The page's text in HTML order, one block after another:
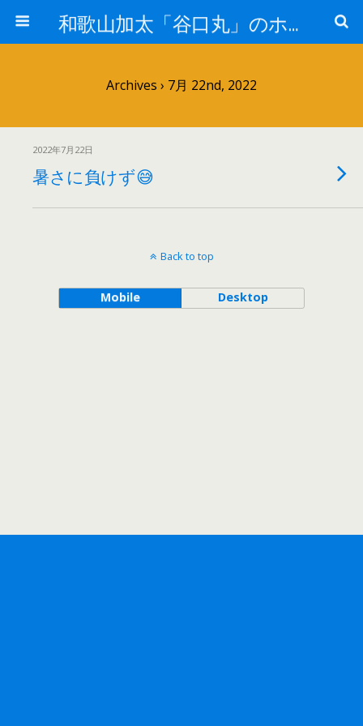
和歌山加太「谷口丸」のホームページ
Archives › 7月 22nd, 2022
2022年7月22日
暑さに負けず😅
Back to top
Mobile Desktop